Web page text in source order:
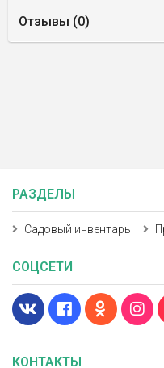
Отзывы (0)
КОНТАКТЫ
РАЗДЕЛЫ
Садовый инвентарь
СОЦСЕТИ